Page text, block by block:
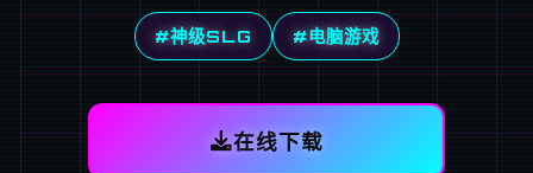
#神级SLG #电脑游戏
在线下载